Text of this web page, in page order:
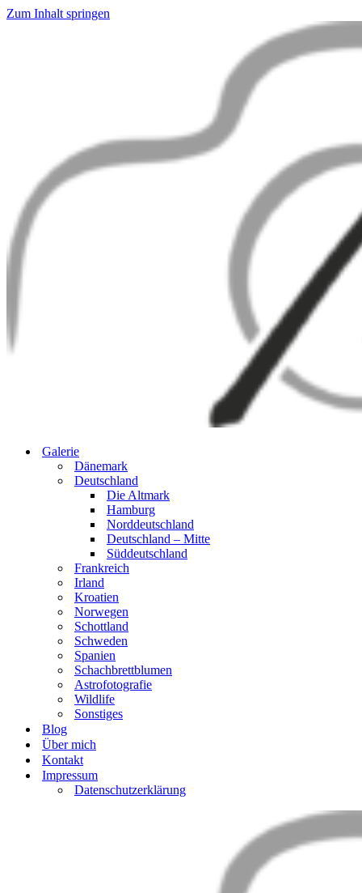
Zum Inhalt springen
Galerie
Dänemark
Deutschland
Die Altmark
Hamburg
Norddeutschland
Deutschland – Mitte
Süddeutschland
Frankreich
Irland
Kroatien
Norwegen
Schottland
Schweden
Spanien
Schachbrettblumen
Astrofotografie
Wildlife
Sonstiges
Blog
Über mich
Kontakt
Impressum
Datenschutzerklärung